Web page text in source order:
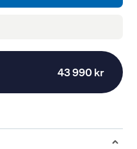
43 990 kr